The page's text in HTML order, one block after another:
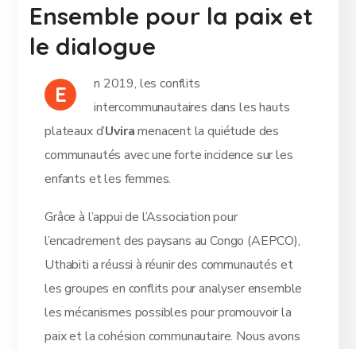
Ensemble pour la paix et
le dialogue
E
n 2019, les conflits
intercommunautaires dans les hauts
plateaux d’Uviramenacent la quiétude des
communautés avec une forte incidence sur les
enfants et les femmes.
Grâce à l’appui de l’Association pour
l’encadrement des paysans au Congo (AEPCO),
Uthabiti a réussi à réunir des communautés et
les groupes en conflits pour analyser ensemble
les mécanismes possibles pour promouvoir la
paix et la cohésion communautaire. Nous avons